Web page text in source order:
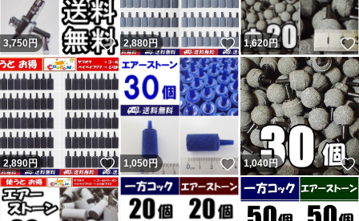
で通報したらアカウント消えるらしいよ。」と脅しなのか
意味不明の事を言ってくる者です。
新たに『追跡すると配達済だがポストに無い』という事で
返金申請依頼・輸送業者に報告し対応しているのに不当評
価されました。私に非が無いのに理不尽な評価されれば相
応の評価するのは普通です。何故か「脅された」とコメン
トされていますが忠告です。 最新の評価コメントは反論
が出来ないようで論点が違います。私の返答は一部変更・
3,750円 いいね！
2,880円 いいね！
1,620円
2,890円 いいね！
1,050円 いいね！
1,040 円